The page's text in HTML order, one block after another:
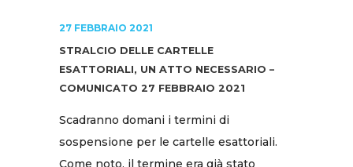
27 FEBBRAIO 2021
STRALCIO DELLE CARTELLE
ESATTORIALI, UN ATTO NECESSARIO –
COMUNICATO 27 FEBBRAIO 2021
Scadranno domani i termini di
sospensione per le cartelle esattoriali.
Come noto, il termine era già stato